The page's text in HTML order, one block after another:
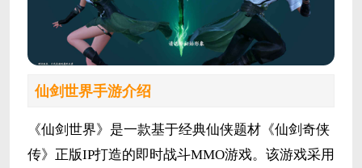
仙剑世界手游介绍
《仙剑世界》是一款基于经典仙侠题材《仙剑奇侠
传》正版IP打造的即时战斗MMO游戏。该游戏采用